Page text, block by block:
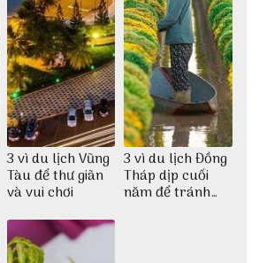
3 vì du lịch Vũng
Tàu để thư giãn
và vui chơi
3 vì du lịch Đồng
Tháp dịp cuối
năm để tránh